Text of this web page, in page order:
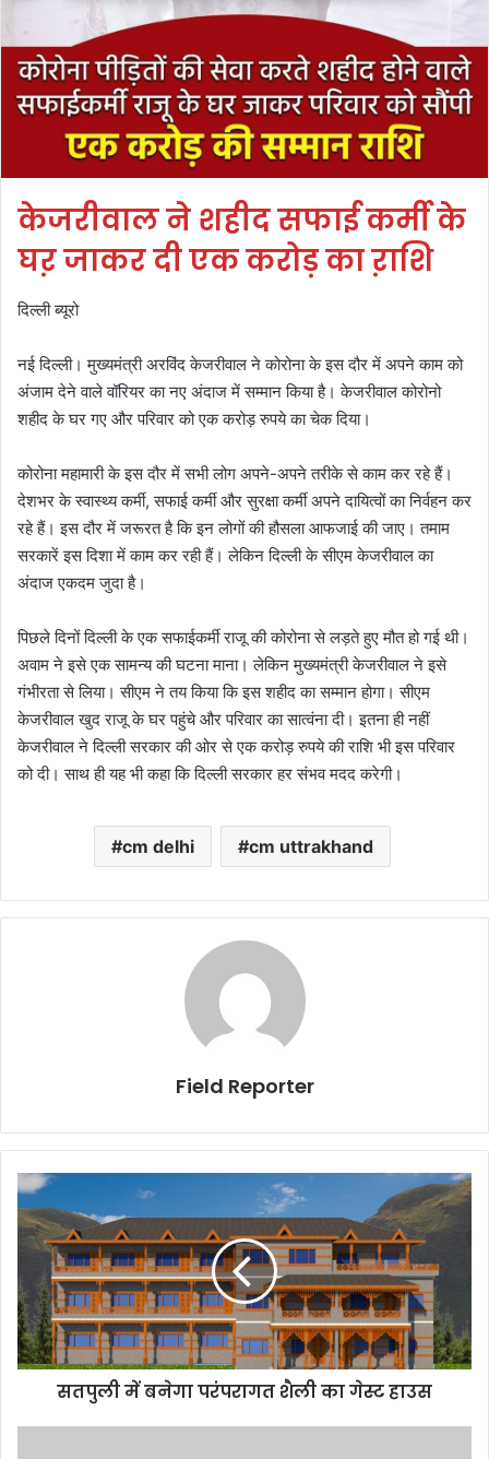
केजरीवाल ने शहीद सफाई कर्मी के
घऱ जाकर दी एक करोड़ का ऱाशि
दिल्ली ब्यूरो
नई दिल्ली। मुख्यमंत्री अरविंद केजरीवाल ने कोरोना के इस दौर में अपने काम को
अंजाम देने वाले वॉरियर का नए अंदाज में सम्मान किया है। केजरीवाल कोरोनो
शहीद के घर गए और परिवार को एक करोड़ रुपये का चेक दिया।
कोरोना महामारी के इस दौर में सभी लोग अपने-अपने तरीके से काम कर रहे हैं।
देशभर के स्वास्थ्य कर्मी, सफाई कर्मी और सुरक्षा कर्मी अपने दायित्वों का निर्वहन कर
रहे हैं। इस दौर में जरूरत है कि इन लोगों की हौसला आफजाई की जाए। तमाम
सरकारें इस दिशा में काम कर रही हैं। लेकिन दिल्ली के सीएम केजरीवाल का
अंदाज एकदम जुदा है।
पिछले दिनों दिल्ली के एक सफाईकर्मी राजू की कोरोना से लड़ते हुए मौत हो गई थी।
अवाम ने इसे एक सामन्य की घटना माना। लेकिन मुख्यमंत्री केजरीवाल ने इसे
गंभीरता से लिया। सीएम ने तय किया कि इस शहीद का सम्मान होगा। सीएम
केजरीवाल खुद राजू के घर पहुंचे और परिवार का सात्वंना दी। इतना ही नहीं
केजरीवाल ने दिल्ली सरकार की ओर से एक करोड़ रुपये की राशि भी इस परिवार
को दी। साथ ही यह भी कहा कि दिल्ली सरकार हर संभव मदद करेगी।
cm delhi cm uttrakhand
Field Reporter
सतपुली
में
बनेगा
परंपरागत
का
गेस्ट
हाउस
सतपुली में बनेगा परंपरागत शैली का गेस्ट हाउस